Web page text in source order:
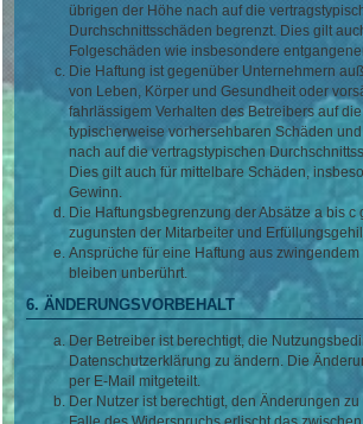
übrigen der Höhe nach auf die
Durchschnittsschäden begrenzt. Dies gilt
Folgeschäden wie insbesondere
Die Haftung ist gegenüber Unternehmern
von Leben, Körper und Gesundheit oder
fahrlässigem Verhalten des Betreibers auf
typischerweise vorhersehbaren Schäden
nach auf die vertragstypischen
Dies gilt auch für mittelbare Schäden,
Gewinn.
Die Haftungsbegrenzung der Absätze a bis c
zugunsten der Mitarbeiter und
Ansprüche für eine Haftung aus
bleiben unberührt.
6. ÄNDERUNGSVORBEHALT
Der Betreiber ist berechtigt, die
Datenschutzerklärung zu ändern. Die
per E-Mail mitgeteilt.
Der Nutzer ist berechtigt, den Änderungen